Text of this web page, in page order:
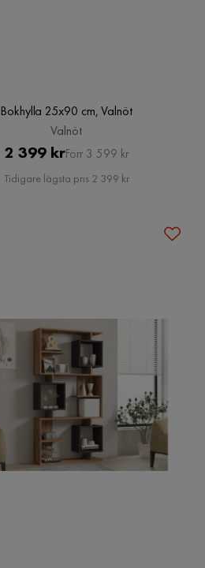
Bokhylla 25x90 cm, Valnöt
Valnöt
Pris
2 399 krOriginal
Pris
Förr 3 599 kr
Tidigare lägsta pris 2 399 kr